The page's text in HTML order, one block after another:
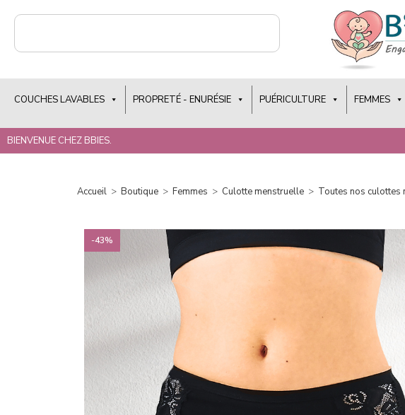
COUCHES LAVABLES PROPRETÉ - ENURÉSIE PUÉRICULTURE FEMMES
BIENVENUE CHEZ BBIES.
Accueil > Boutique > Femmes > Culotte menstruelle > Toutes nos culottes
-43%